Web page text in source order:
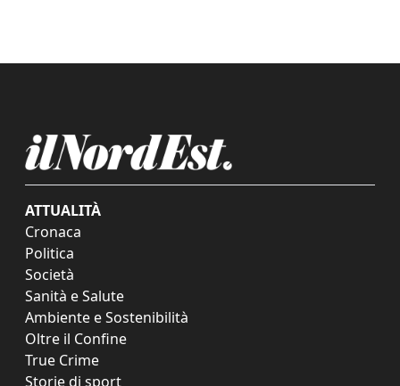
ATTUALITÀ
Cronaca
Politica
Società
Sanità e Salute
Ambiente e Sostenibilità
Oltre il Confine
True Crime
Storie di sport